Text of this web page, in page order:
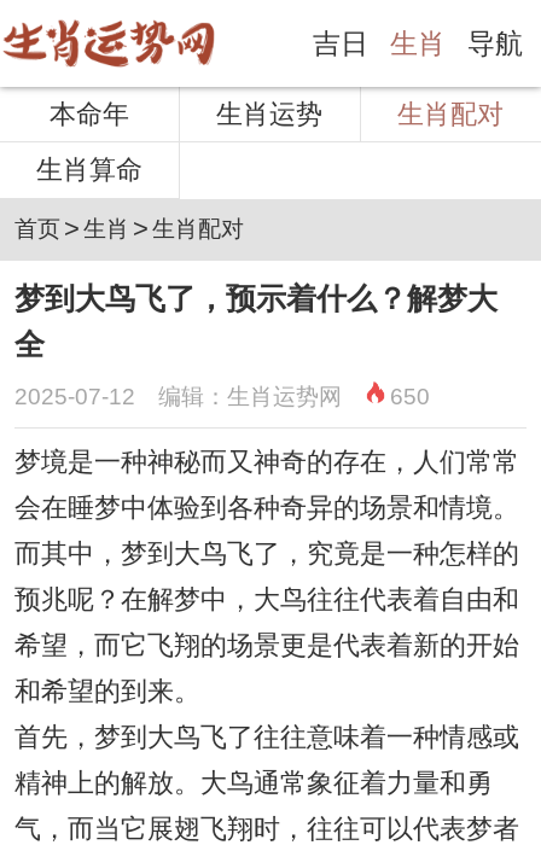
吉日 生肖 导航
本命年 生肖运势
生肖配对
生肖算命
首页>生肖 >生肖配对
梦到大鸟飞了，预示着什么？解梦大
全
2025-07-12 编辑：生肖运势网 650
梦境是一种神秘而又神奇的存在，人们常常
会在睡梦中体验到各种奇异的场景和情境。
而其中，梦到大鸟飞了，究竟是一种怎样的
预兆呢？在解梦中，大鸟往往代表着自由和
希望，而它飞翔的场景更是代表着新的开始
和希望的到来。
首先，梦到大鸟飞了往往意味着一种情感或
精神上的解放。大鸟通常象征着力量和勇
气，而当它展翅飞翔时，往往可以代表梦者